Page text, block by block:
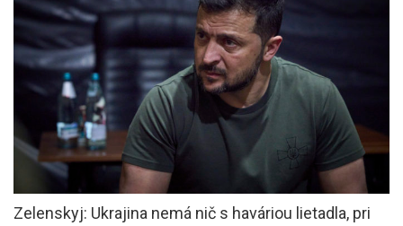
Zelenskyj: Ukrajina nemá nič s haváriou lietadla, pri